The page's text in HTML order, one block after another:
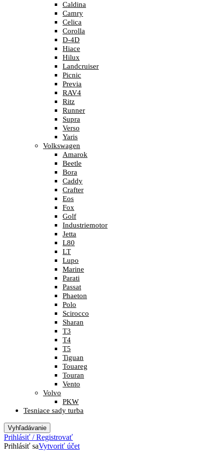
Caldina
Camry
Celica
Corolla
D-4D
Hiace
Hilux
Landcruiser
Picnic
Previa
RAV4
Ritz
Runner
Supra
Verso
Yaris
Volkswagen
Amarok
Beetle
Bora
Caddy
Crafter
Eos
Fox
Golf
Industriemotor
Jetta
L80
LT
Lupo
Marine
Parati
Passat
Phaeton
Polo
Scirocco
Sharan
T3
T4
T5
Tiguan
Touareg
Touran
Vento
Volvo
PKW
Tesniace sady turba
Vyhľadávanie
Prihlásiť / Registrovať
Prihlásiť saVytvoriť účet